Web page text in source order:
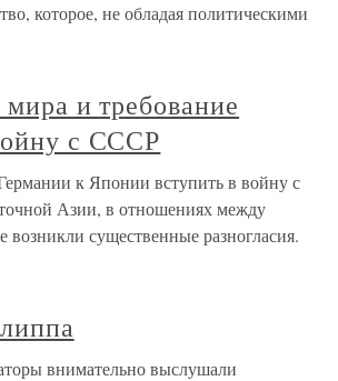
которое, не обладая политическими
и требование
с СССР
к Японии вступить в войну с
Азии, в отношениях между
существенные разногласия.
внимательно выслушали